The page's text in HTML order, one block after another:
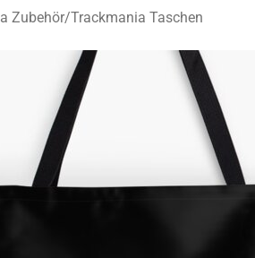
Zubehör/Trackmania Taschen